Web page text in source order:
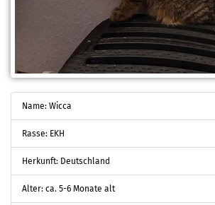
Name: Wicca
Rasse: EKH
Herkunft: Deutschland
Alter: ca. 5-6 Monate alt